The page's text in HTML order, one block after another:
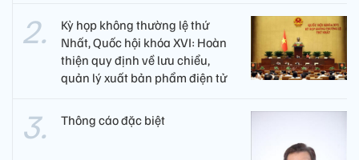
Kỳ họp không thường lệ thứ
Nhất, Quốc hội khóa XVI: Hoàn
thiện quy định về lưu chiểu,
quản lý xuất bản phẩm điện tử
Thông cáo đặc biệt